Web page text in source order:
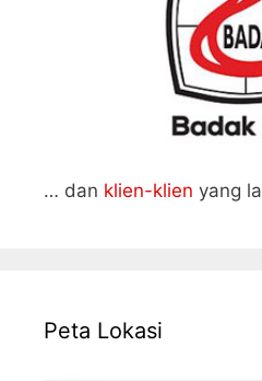
… dan klien-klien yang
Peta Lokasi